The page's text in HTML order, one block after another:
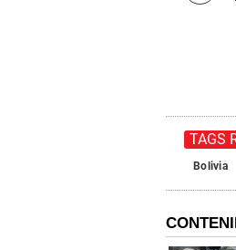
TAGS
Bolivia